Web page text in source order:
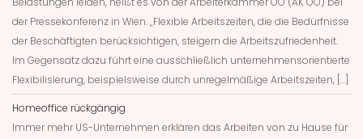
der Pressekonferenz in Wien. „Flexible Arbeitszeiten, die die Bedürfnisse
der Beschäftigten berücksichtigen, steigern die Arbeitszufriedenheit.
Im Gegensatz dazu führt eine ausschließlich unternehmensorientierte
Flexibilisierung, beispielsweise durch unregelmäßige Arbeitszeiten, […]
Homeoffice rückgängig
Immer mehr US-Unternehmen erklären das Arbeiten von zu Hause für